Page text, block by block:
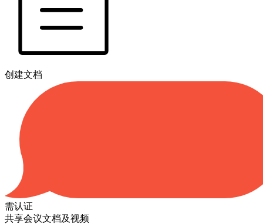
创建文档
需认证
共享会议文档及视频